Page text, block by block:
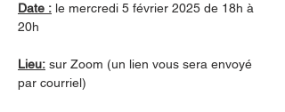
Date : le mercredi 5 février 2025 de 18h à
20h
Lieu: sur Zoom (un lien vous sera envoyé
par courriel)